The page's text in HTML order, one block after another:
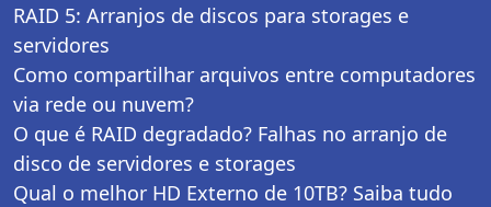
RAID 5: Arranjos de discos para storages e
servidores
Como compartilhar arquivos entre computadores
via rede ou nuvem?
O que é RAID degradado? Falhas no arranjo de
disco de servidores e storages
Qual o melhor HD Externo de 10TB? Saiba tudo